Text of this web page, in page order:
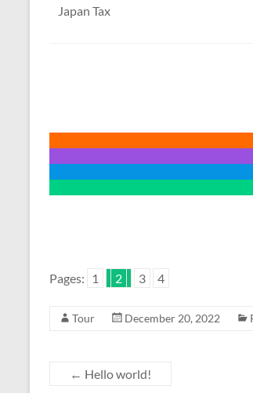
Japan Tax
Pages: 1 2 3 4
Tour December 20, 2022
← Hello world!